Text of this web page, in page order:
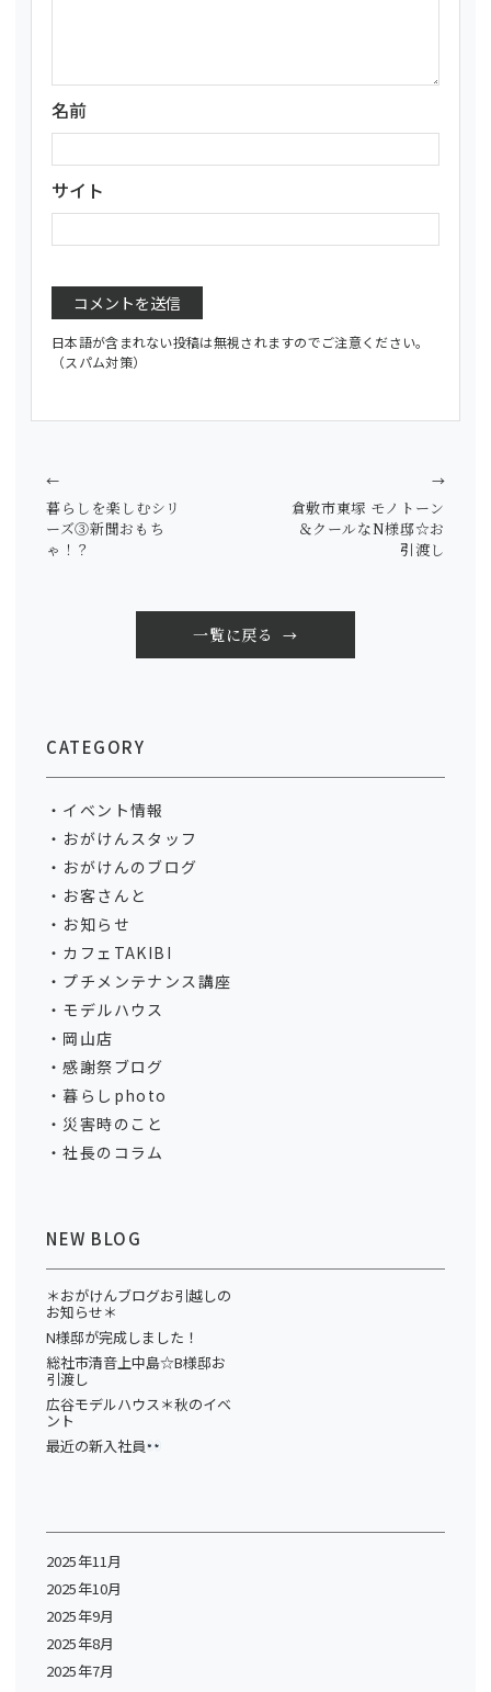
名前
サイト
日本語が含まれない投稿は無視されますのでご注意ください。
（スパム対策）
暮らしを楽しむシリ
ーズ③新聞おもち
ゃ！？
←
一覧に戻る
倉敷市東塚 モノトーン
＆クールなN様邸☆お
引渡し
→
CATEGORY
イベント情報
おがけんスタッフ
おがけんのブログ
お客さんと
お知らせ
カフェTAKIBI
プチメンテナンス講座
モデルハウス
岡山店
感謝祭ブログ
暮らしphoto
災害時のこと
社長のコラム
NEW BLOG
＊おがけんブログお引越しの
お知らせ＊
N様邸が完成しました！
総社市清音上中島☆B様邸お
引渡し
広谷モデルハウス＊秋のイベ
ント
最近の新入社員
2025年11月
2025年10月
2025年9月
2025年8月
2025年7月